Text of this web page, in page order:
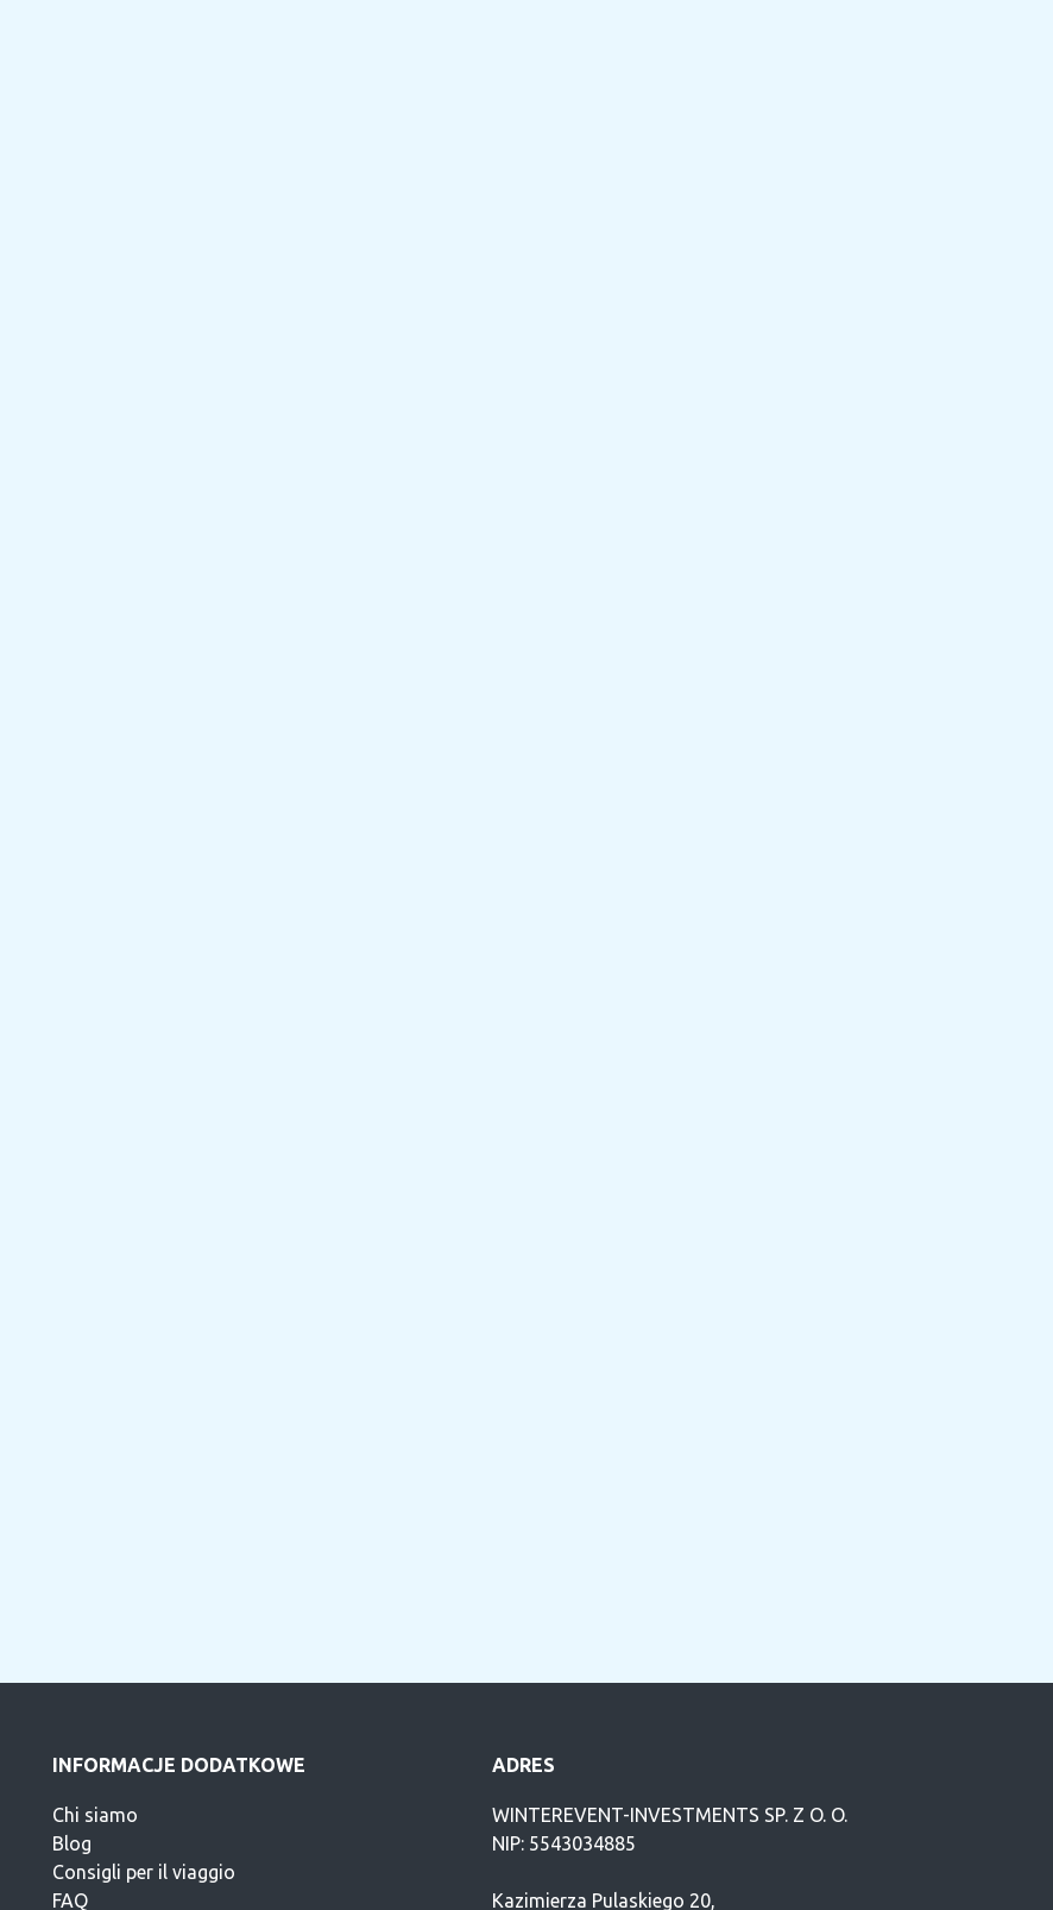
INFORMACJE DODATKOWE
Chi siamo
Blog
Consigli per il viaggio
FAQ
ADRES
WINTEREVENT-INVESTMENTS SP. Z O. O.
NIP: 5543034885
Kazimierza Pulaskiego 20,